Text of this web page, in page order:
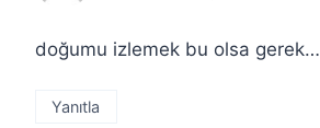
doğumu izlemek bu olsa gerek…
Yanıtla